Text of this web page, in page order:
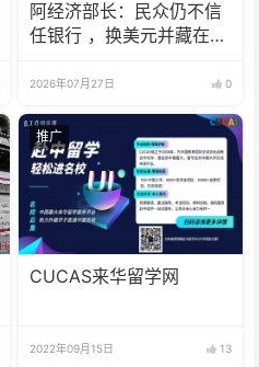
阿经济部长：民众仍不信
任银行 ，换美元并藏在床
2026年07月27日 0
推广
CUCAS来华留学网
2022年09月15日 13